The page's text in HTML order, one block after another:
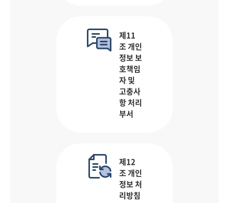
제11
조 개인
정보 보
호책임
자 및
고충사
항 처리
부서
제12
조 개인
정보 처
리방침